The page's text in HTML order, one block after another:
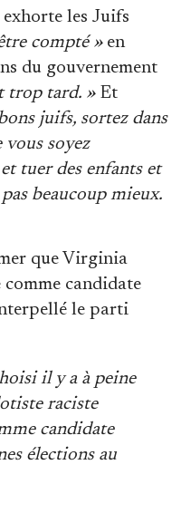
exhorte les Juifs
compté »en
du gouvernement
trop tard. »Et
juifs, sortez dans
vous soyez
tuer des enfants et
beaucoup mieux.
que Virginia
comme candidate
le parti
il y a à peine
raciste
candidate
élections au